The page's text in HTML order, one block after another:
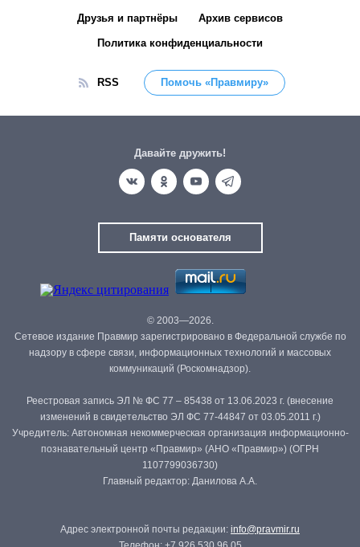
Друзья и партнёры Архив сервисов
Политика конфиденциальности
RSS Помочь «Правмиру»
Давайте дружить!
Памяти основателя
© 2003—2026.
Сетевое издание Правмир зарегистрировано в Федеральной службе по
надзору в сфере связи, информационных технологий и массовых
коммуникаций (Роскомнадзор).
Реестровая запись ЭЛ № ФС 77 – 85438 от 13.06.2023 г. (внесение
изменений в свидетельство ЭЛ ФС 77-44847 от 03.05.2011 г.)
Учредитель: Автономная некоммерческая организация информационно-
познавательный центр «Правмир» (АНО «Правмир») (ОГРН
1107799036730)
Главный редактор: Данилова А.А.
Адрес электронной почты редакции: info@pravmir.ru